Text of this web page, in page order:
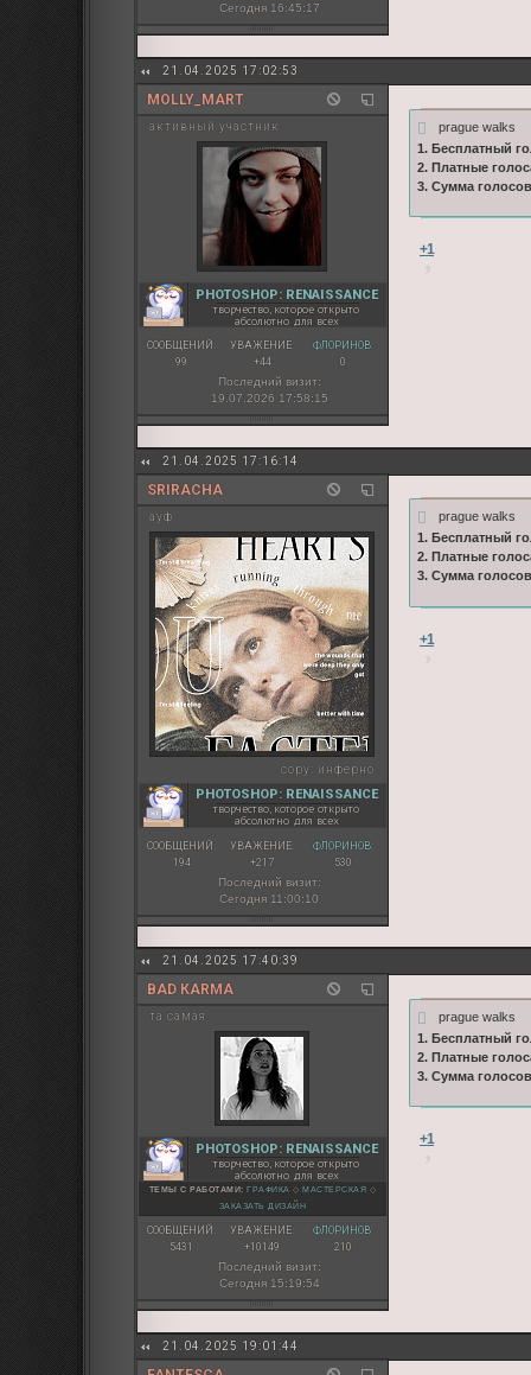
Сегодня 16:45:17
21.04.2025 17:02:53
MOLLY_MART
активный участник
PHOTOSHOP: RENAISSANCE
творчество, которое открыто
абсолютно для всех
СООБЩЕНИЙ:
99
УВАЖЕНИЕ:
+44
ФЛОРИНОВ:
0
Последний визит:
19.07.2026 17:58:15
prague walks
1. Бесплатный
2. Платные
3. Сумма
+1
21.04.2025 17:16:14
SRIRACHA
ауф
copy: инферно
PHOTOSHOP: RENAISSANCE
творчество, которое открыто
абсолютно для всех
СООБЩЕНИЙ:
194
УВАЖЕНИЕ:
+217
ФЛОРИНОВ:
530
Последний визит:
Сегодня 11:00:10
prague walks
1. Бесплатный
2. Платные
3. Сумма
+1
21.04.2025 17:40:39
BAD КARMA
та самая
PHOTOSHOP: RENAISSANCE
творчество, которое открыто
абсолютно для всех
ТЕМЫ С РАБОТАМИ: ГРАФИКА ◇ МАСТЕРСКАЯ ◇
ЗАКАЗАТЬ ДИЗАЙН
СООБЩЕНИЙ:
5431
УВАЖЕНИЕ:
+10149
ФЛОРИНОВ:
210
Последний визит:
Сегодня 15:19:54
prague walks
1. Бесплатный
2. Платные
3. Сумма
+1
21.04.2025 19:01:44